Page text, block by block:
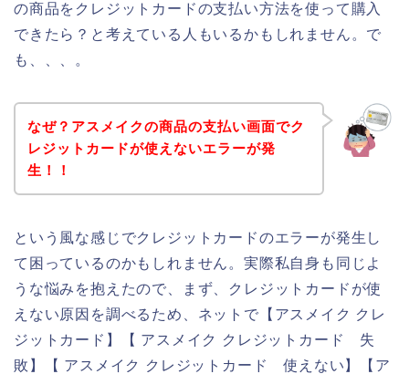
の商品をクレジットカードの支払い方法を使って購入
できたら？と考えている人もいるかもしれません。で
も、、、。
なぜ？アスメイクの商品の支払い画面でク
レジットカードが使えないエラーが発
生！！
という風な感じでクレジットカードのエラーが発生し
て困っているのかもしれません。実際私自身も同じよ
うな悩みを抱えたので、まず、クレジットカードが使
えない原因を調べるため、ネットで【アスメイク クレ
ジットカード】【 アスメイク クレジットカード 失
敗】【 アスメイク クレジットカード 使えない】【ア